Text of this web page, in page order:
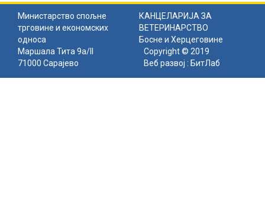
Министарство спољне
трговине и економских
односа
КАНЦЕЛАРИЈА ЗА
ВЕТЕРИНАРСТВО
Босне и Херцеговине
Маршала Тита 9а/II
71000 Сарајево
Copyright © 2019
Веб развој : БитЛаб